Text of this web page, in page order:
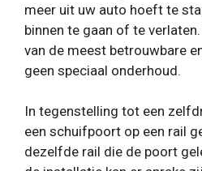
meer uit uw auto hoeft te
binnen te gaan of te
van de meest betrouwbare
geen speciaal onderhoud.
In tegenstelling tot een
een schuifpoort op een rail
dezelfde rail die de poort